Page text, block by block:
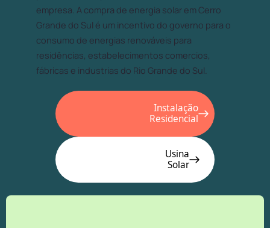
empresa. A compra de energia solar em Cerro
Grande do Sul é um incentivo do governo para o
consumo de energias renováveis para
residências, estabelecimentos comercios,
fábricas e industrias do Rio Grande do Sul.
Instalação
Residencial
Usina
Solar